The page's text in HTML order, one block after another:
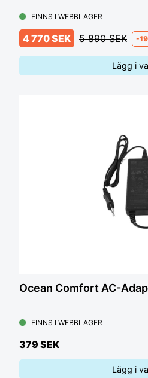
FINNS I WEBBLAGER
4 770 SEK 5 890 SEK -
Lägg i
Ocean Comfort AC-
FINNS I WEBBLAGER
379 SEK
Lägg i